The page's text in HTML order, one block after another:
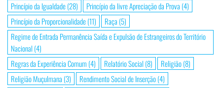
Princípio da Igualdade(28) Princípio da livre Apreciação da Prova (4)
Princípio da Proporcionalidade(11) Raça (5)
Regime de Entrada Permanência Saída e Expulsão de Estrangeiros do Território
Nacional (4)
Regras da Experiência Comum (4) Relatório Social (8) Religião(8)
Religião Muçulmana (3) Rendimento Social de Inserção(4)